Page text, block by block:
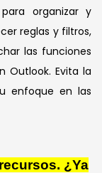
organizar y
reglas y filtros,
las funciones
Outlook. Evita la
enfoque en las
¿Ya